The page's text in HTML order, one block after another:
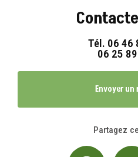
Tél. 06 46
06 25
Envoyer un
Partagez
Facebook